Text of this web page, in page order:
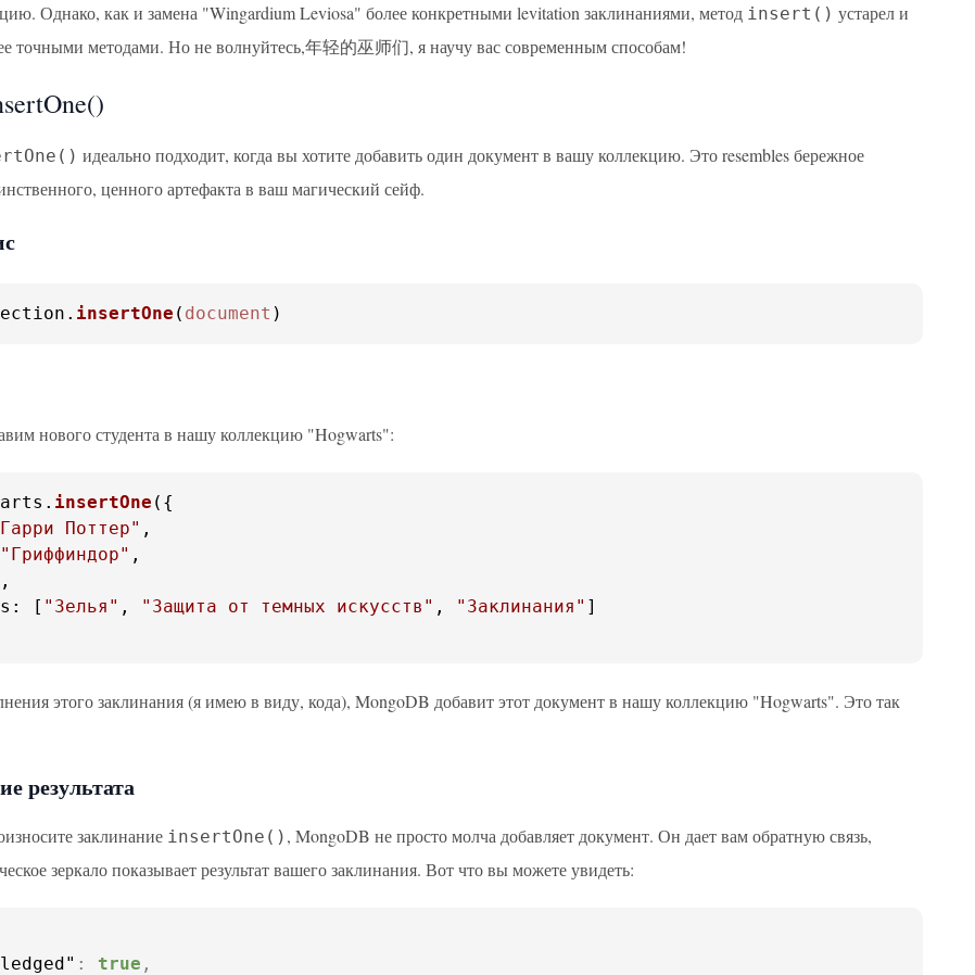
Однако, как и замена "Wingardium Leviosa" более конкретными levitation заклинаниями, метод insert() устарел и
точными методами. Но не волнуйтесь,年轻的巫师们, я научу вас современным способам!
идеально подходит, когда вы хотите добавить один документ в вашу коллекцию. Это resembles бережное
ценного артефакта в ваш магический сейф.
. insertOne ( document )
нового студента в нашу коллекцию "Hogwarts":
. insertOne
Поттер"
"Гриффиндор"
: [ "Зелья" , "Защита от темных искусств" , "Заклинания" ]
этого заклинания (я имею в виду, кода), MongoDB добавит этот документ в нашу коллекцию "Hogwarts". Это так
результата
заклинание insertOne() , MongoDB не просто молча добавляет документ. Он дает вам обратную связь,
зеркало показывает результат вашего заклинания. Вот что вы можете увидеть:
: true ,